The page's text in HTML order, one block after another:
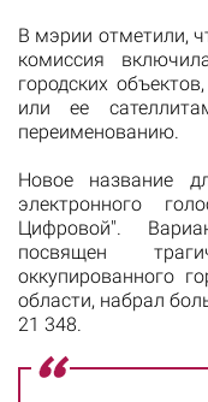
В мэрии отметили,
комиссия
городских
или ее
переименованию.
Новое название
электронного
Цифровой".
посвящен
оккупированного
области, набрал
21 348.